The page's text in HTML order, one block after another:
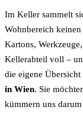
Im Keller sammelt
Wohnbereich
Kartons,
Kellerabteil voll –
die eigene
in Wien. Sie
kümmern uns